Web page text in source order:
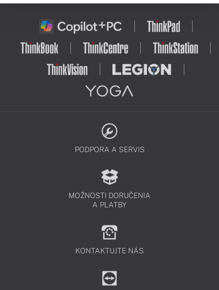
PODPORA A SERVIS
MOŽNOSTI DORUČENIA
A PLATBY
KONTAKTUJTE NÁS